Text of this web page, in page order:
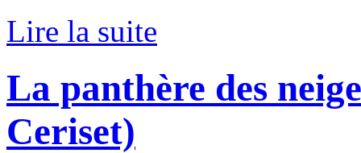
Lire la suite
La panthère des
Ceriset)